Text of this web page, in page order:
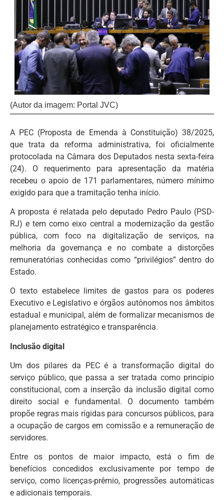
(Autor da imagem: Portal JVC)
A PEC (Proposta de Emenda à Constituição) 38/2025,
que trata da reforma administrativa, foi oficialmente
protocolada na Câmara dos Deputados nesta sexta-feira
(24). O requerimento para apresentação da matéria
recebeu o apoio de 171 parlamentares, número mínimo
exigido para que a tramitação tenha início.
A proposta é relatada pelo deputado Pedro Paulo (PSD-
RJ) e tem como eixo central a modernização da gestão
pública, com foco na digitalização de serviços, na
melhoria da governança e no combate a distorções
remuneratórias conhecidas como “privilégios” dentro do
Estado.
O texto estabelece limites de gastos para os poderes
Executivo e Legislativo e órgãos autônomos nos âmbitos
estadual e municipal, além de formalizar mecanismos de
planejamento estratégico e transparência.
Inclusão digital
Um dos pilares da PEC é a transformação digital do
serviço público, que passa a ser tratada como princípio
constitucional, com a inserção da inclusão digital como
direito social e fundamental. O documento também
propõe regras mais rígidas para concursos públicos, para
a ocupação de cargos em comissão e a remuneração de
servidores.
Entre os pontos de maior impacto, está o fim de
benefícios concedidos exclusivamente por tempo de
serviço, como licenças-prêmio, progressões automáticas
e adicionais temporais.